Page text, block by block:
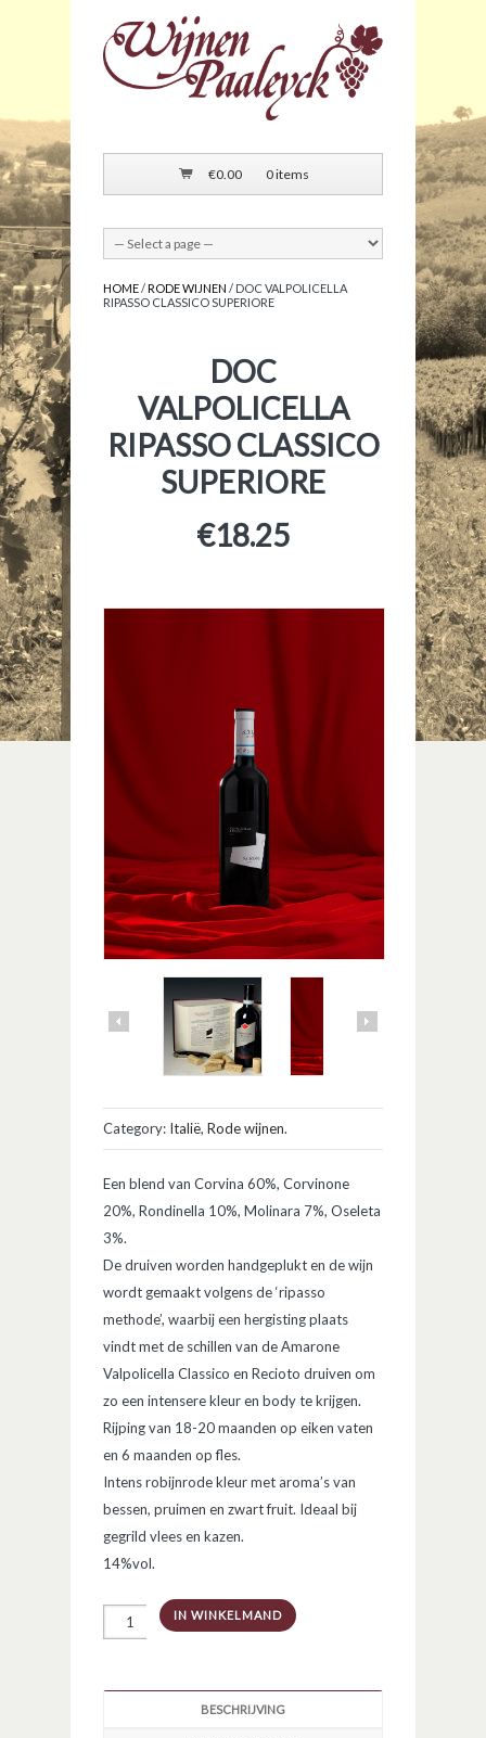
€0.00 0 items
HOME/ RODE WIJNEN / DOC VALPOLICELLA
RIPASSO CLASSICO SUPERIORE
DOC
VALPOLICELLA
RIPASSO CLASSICO
SUPERIORE
€18.25
Category: Italië, Rode wijnen.
Een blend van Corvina 60%, Corvinone
20%, Rondinella 10%, Molinara 7%, Oseleta
3%.
De druiven worden handgeplukt en de wijn
wordt gemaakt volgens de ‘ripasso
methode’, waarbij een hergisting plaats
vindt met de schillen van de Amarone
Valpolicella Classico en Recioto druiven om
zo een intensere kleur en body te krijgen.
Rijping van 18-20 maanden op eiken vaten
en 6 maanden op fles.
Intens robijnrode kleur met aroma’s van
bessen, pruimen en zwart fruit. Ideaal bij
gegrild vlees en kazen.
14%vol.
Valpolicella
IN WINKELMAND
BESCHRIJVING